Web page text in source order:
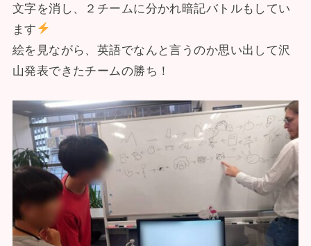
文字を消し、２チームに分かれ暗記バトルもしてい
ます
絵を見ながら、英語でなんと言うのか思い出して沢
山発表できたチームの勝ち！